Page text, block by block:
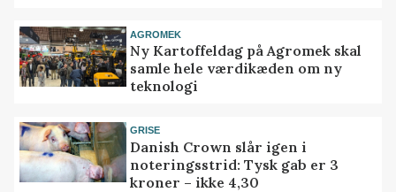
AGROMEK
Ny Kartoffeldag på Agromek skal
samle hele værdikæden om ny
teknologi
GRISE
Danish Crown slår igen i
noteringsstrid: Tysk gab er 3
kroner – ikke 4,30